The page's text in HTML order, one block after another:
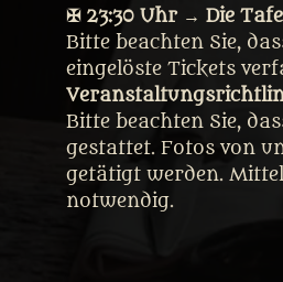
✠ 23:30 Uhr → Die
Bitte beachten Sie,
eingelöste Tickets
Bitte beachten Sie,
gestattet. Fotos von
getätigt werden.
notwendig.